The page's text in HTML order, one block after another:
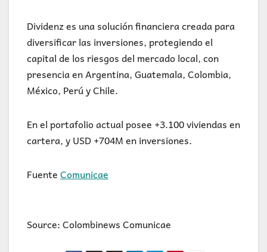
Dividenz es una solución financiera creada para
diversificar las inversiones, protegiendo el
capital de los riesgos del mercado local, con
presencia en Argentina, Guatemala, Colombia,
México, Perú y Chile.
En el portafolio actual posee +3.100 viviendas en
cartera, y USD +704M en inversiones.
FuenteComunicae
Source: Colombinews Comunicae